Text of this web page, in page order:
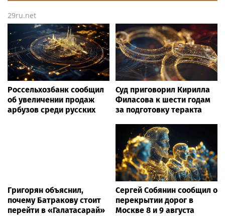
29ru.net
Россельхозбанк сообщил
об увеличении продаж
арбузов среди русских
Суд приговорил Кирилла
Филасова к шести годам
за подготовку теракта
Григорян объяснил,
почему Батракову стоит
перейти в «Галатасарай»
Сергей Собянин сообщил о
перекрытии дорог в
Москве 8 и 9 августа